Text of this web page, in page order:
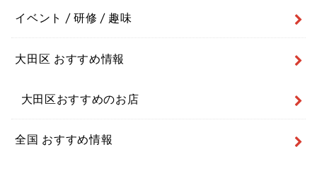
イベント / 研修 / 趣味
大田区 おすすめ情報
大田区おすすめのお店
全国 おすすめ情報